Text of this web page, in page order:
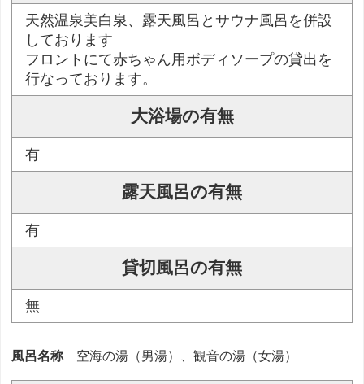
天然温泉美白泉、露天風呂とサウナ風呂を併設
しております
フロントにて赤ちゃん用ボディソープの貸出を
行なっております。
大浴場の有無
有
露天風呂の有無
有
貸切風呂の有無
無
風呂名称 空海の湯（男湯）、観音の湯（女湯）